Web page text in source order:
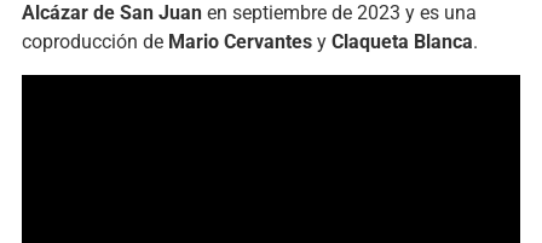
Alcázar de San Juanen septiembre de 2023 y es una
coproducción de Mario Cervantesy Claqueta Blanca.